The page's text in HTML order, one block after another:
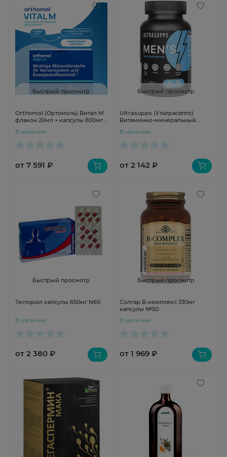
Быстрый просмотр
Orthomol (Ортомоль) Витал М
флакон 20мл + капсулы 800мг +
В наличии
от 7 591 ₽
Быстрый просмотр
Ultrasupps (Ультрасаппс)
Витаминно-минеральный
таблетки №60
В наличии
от 2 142 ₽
Быстрый просмотр
Тесторил капсулы 650мг N60
В наличии
от 2 380 ₽
Быстрый просмотр
Солгар В-комплекс 330мг
капсулы №50
В наличии
от 1 969 ₽